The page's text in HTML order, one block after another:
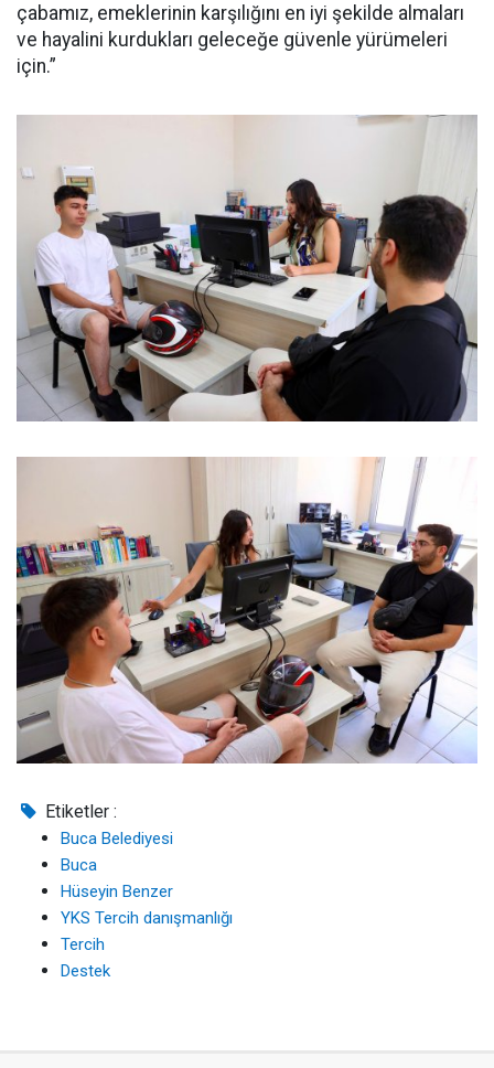
çabamız, emeklerinin karşılığını en iyi şekilde almaları
ve hayalini kurdukları geleceğe güvenle yürümeleri
için.”
Etiketler :
Buca Belediyesi
Buca
Hüseyin Benzer
YKS Tercih danışmanlığı
Tercih
Destek